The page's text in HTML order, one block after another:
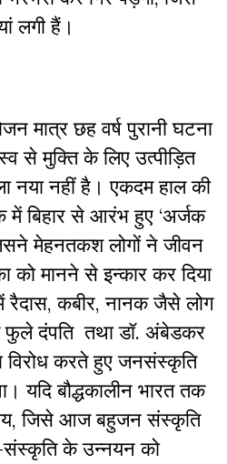
लगी हैं।
मात्र छह वर्ष पुरानी घटना
से मुक्ति के लिए उत्पीड़ित
नया नहीं है। एकदम हाल की
बिहार से आरंभ हुए ‘अर्जक
मेहनतकश लोगों ने जीवन
को मानने से इन्कार कर दिया
रैदास, कबीर, नानक जैसे लोग
में फुले दंपति तथा डॉ. अंबेडकर
विरोध करते हुए जनसंस्कृति
यदि बौद्धकालीन भारत तक
जिसे आज बहुजन संस्कृति
संस्कृति के उन्नयन को